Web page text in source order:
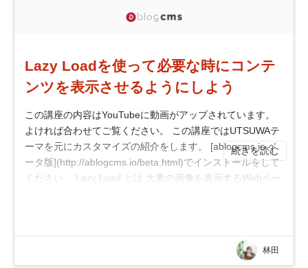
Lazy Loadを使って必要な時にコンテ
ンツを表示させるようにしよう
この講座の内容はYouTubeに動画がアップされています。
よければ合わせてご覧ください。 この講座ではUTSUWAテ
ーマを元にカスタマイズの紹介をします。 [ablogcms.io ベ
ータ版](http://ablogcms.io/beta.html)でインストールをして
ください。 Lazy Load とは 大量の画像を表示するWebペー
続きを読む
林田